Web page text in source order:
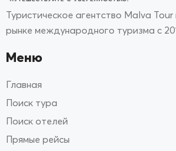
Туристическое агентство Malva
рынке международного туризма с
Меню
Главная
Поиск тура
Поиск отелей
Прямые рейсы